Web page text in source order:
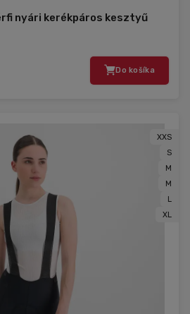
nyári kerékpáros kesztyű
Do košíka
XXS
S
M
M
L
XL